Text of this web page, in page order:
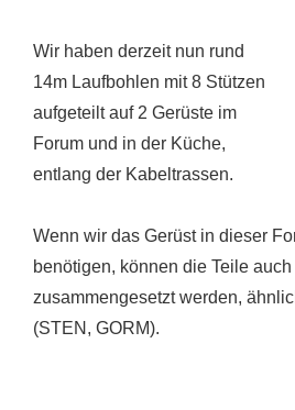
Wir haben derzeit nun rund
14m Laufbohlen mit 8 Stützen
aufgeteilt auf 2 Gerüste im
Forum und in der Küche,
entlang der Kabeltrassen.
Wenn wir das Gerüst in dieser
benötigen, können die Teile
zusammengesetzt werden,
(STEN, GORM).